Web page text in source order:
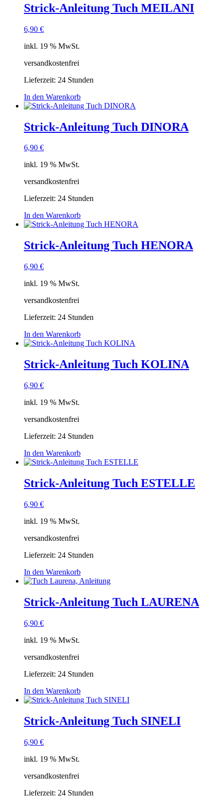
Strick-Anleitung Tuch MEILANI
6,90 €
inkl. 19 % MwSt.
versandkostenfrei
Lieferzeit: 24 Stunden
In den Warenkorb
Strick-Anleitung Tuch DINORA
6,90 €
inkl. 19 % MwSt.
versandkostenfrei
Lieferzeit: 24 Stunden
In den Warenkorb
Strick-Anleitung Tuch HENORA
6,90 €
inkl. 19 % MwSt.
versandkostenfrei
Lieferzeit: 24 Stunden
In den Warenkorb
Strick-Anleitung Tuch KOLINA
6,90 €
inkl. 19 % MwSt.
versandkostenfrei
Lieferzeit: 24 Stunden
In den Warenkorb
Strick-Anleitung Tuch ESTELLE
6,90 €
inkl. 19 % MwSt.
versandkostenfrei
Lieferzeit: 24 Stunden
In den Warenkorb
Strick-Anleitung Tuch LAURENA
6,90 €
inkl. 19 % MwSt.
versandkostenfrei
Lieferzeit: 24 Stunden
In den Warenkorb
Strick-Anleitung Tuch SINELI
6,90 €
inkl. 19 % MwSt.
versandkostenfrei
Lieferzeit: 24 Stunden